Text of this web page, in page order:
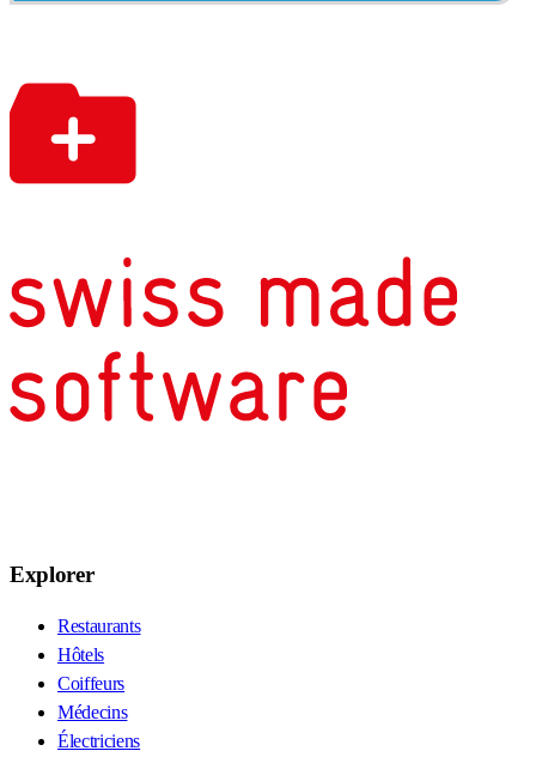
Explorer
Restaurants
Hôtels
Coiffeurs
Médecins
Électriciens